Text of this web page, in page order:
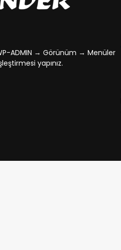
ADMIN → Görünüm → Menüler
yapınız.